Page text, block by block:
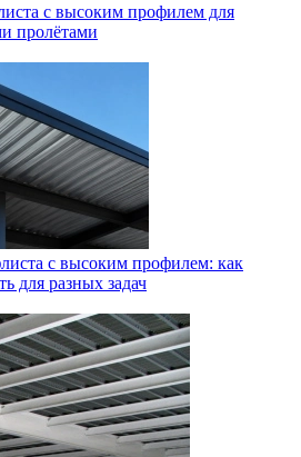
с высоким профилем для
пролётами
с высоким профилем: как
для разных задач